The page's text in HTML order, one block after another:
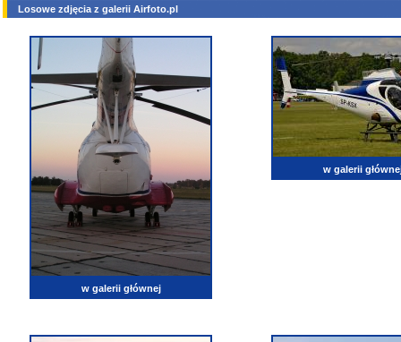
Losowe zdjęcia z galerii Airfoto.pl
w galerii głównej
w galerii